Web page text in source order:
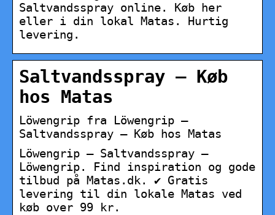
Saltvandsspray online. Køb her
eller i din lokal Matas. Hurtig
levering.
Saltvandsspray – Køb
hos Matas
Löwengrip fra Löwengrip –
Saltvandsspray – Køb hos Matas
Löwengrip – Saltvandsspray –
Löwengrip. Find inspiration og gode
tilbud på Matas.dk. ✔ Gratis
levering til din lokale Matas ved
køb over 99 kr.